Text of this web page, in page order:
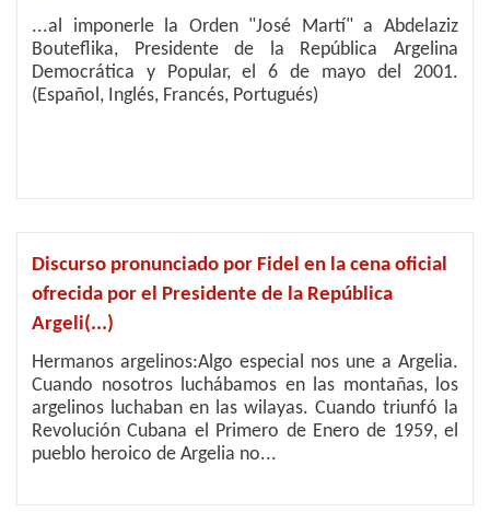
...al imponerle la Orden "José Martí" a Abdelaziz
Bouteflika, Presidente de la República Argelina
Democrática y Popular, el 6 de mayo del 2001.
(Español, Inglés, Francés, Portugués)
Discurso pronunciado por Fidel en la cena oficial
ofrecida por el Presidente de la República
Argeli(...)
Hermanos argelinos:Algo especial nos une a Argelia.
Cuando nosotros luchábamos en las montañas, los
argelinos luchaban en las wilayas. Cuando triunfó la
Revolución Cubana el Primero de Enero de 1959, el
pueblo heroico de Argelia no...